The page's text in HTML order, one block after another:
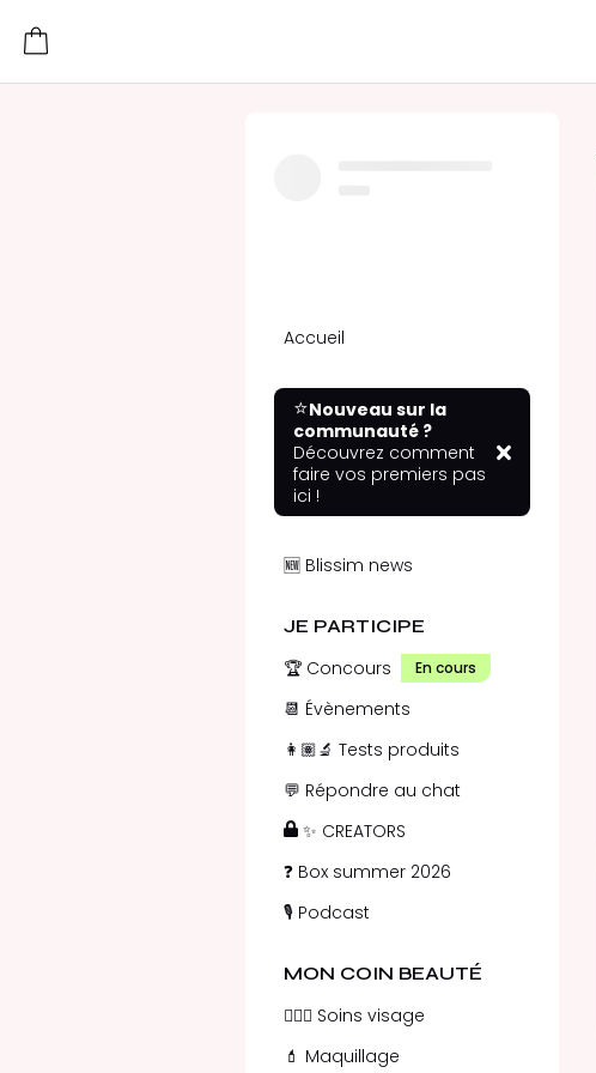
Accueil
⭐Nouveau sur la
communauté ?
Découvrez comment
faire vos premiers pas
ici !
🆕 Blissim news
JE PARTICIPE
🏆 Concours En cours
📆 Évènements
👩🏽‍🔬 Tests produits
💬 Répondre au chat
✨ CREATORS
❓ Box summer 2026
🎙️ Podcast
MON COIN BEAUTÉ
💁🏻‍♀️ Soins visage
💄 Maquillage